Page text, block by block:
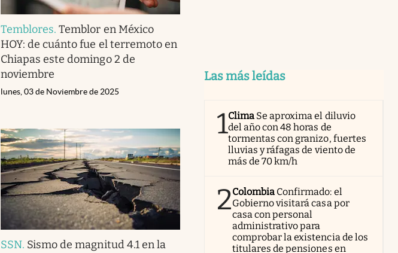
Temblores.Temblor en México
HOY: de cuánto fue el terremoto en
Chiapas este domingo 2 de
noviembre
lunes, 03 de Noviembre de 2025
SSN. Sismo de magnitud 4.1 en la
Las más leídas
1Clima Se aproxima el diluvio
del año con 48 horas de
tormentas con granizo, fuertes
lluvias y ráfagas de viento de
más de 70 km/h
2Colombia Confirmado: el
Gobierno visitará casa por
casa con personal
administrativo para
comprobar la existencia de los
titulares de pensiones en